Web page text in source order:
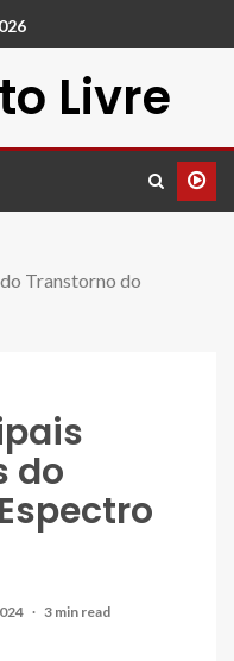
Livre
Transtorno do
do
3 min read